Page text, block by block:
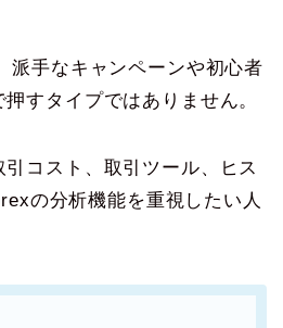
派手なキャンペーンや初心者
すタイプではありません。
コスト、取引ツール、ヒス
の分析機能を重視したい人